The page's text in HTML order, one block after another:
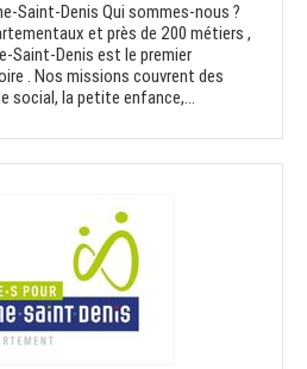
Saint-Denis Qui sommes-nous ?
et près de 200 métiers ,
Saint-Denis est le premier
. Nos missions couvrent des
social, la petite enfance,...